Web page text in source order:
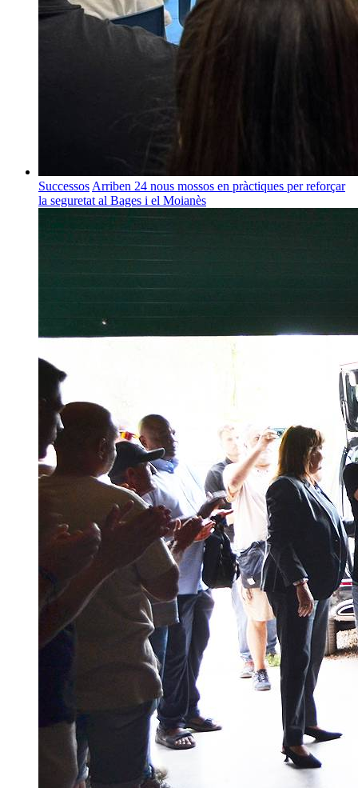
SuccessosArriben 24 nous mossos en pràctiques per reforçar
la seguretat al Bages i el Moianès